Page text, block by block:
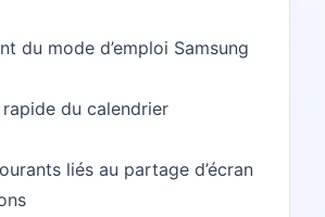
du mode d’emploi Samsung
du calendrier
liés au partage d’écran